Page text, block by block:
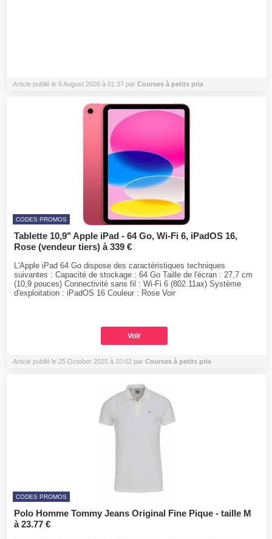
Article publié le 6 August 2026 à 01:37 par Courses à petits prix
CODES PROMOS
Tablette 10,9" Apple iPad - 64 Go, Wi-Fi 6, iPadOS 16,
Rose (vendeur tiers) à 339 €
L'Apple iPad 64 Go dispose des caractéristiques techniques
suivantes : Capacité de stockage : 64 Go Taille de l'écran : 27,7 cm
(10,9 pouces) Connectivité sans fil : Wi-Fi 6 (802.11ax) Système
d'exploitation : iPadOS 16 Couleur : Rose Voir
Voir
Article publié le 25 October 2025 à 10:02 par Courses à petits prix
CODES PROMOS
Polo Homme Tommy Jeans Original Fine Pique - taille M
à 23.77 €